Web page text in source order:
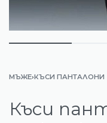
МЪЖЕ›КЪСИ ПАНТАЛОНИ
Къси